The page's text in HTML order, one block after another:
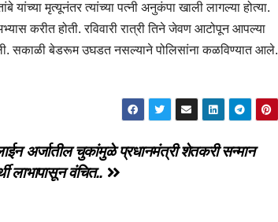
मृत्यूनंतर त्यांच्या पत्नी अनुकंपा खाली लागल्या होत्या.
करीत होती. रविवारी रात्री तिने जेवण आटोपून आपल्या
सकाळी बेडरूम उघडत नसल्याने पोलिसांना कळविण्यात आले.
अर्जातील चुकांमुळे प्रधानमंत्री शेतकरी सन्मान
लाभापासून वंचित..